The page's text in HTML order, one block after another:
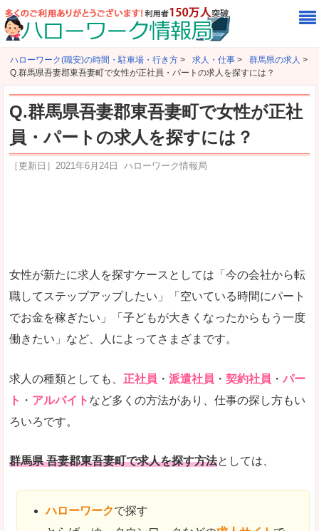
ハローワーク(職安)の時間・駐車場・行き方 > 求人・仕事 > 群馬県の求人 >
Q.群馬県吾妻郡東吾妻町で女性が正社員・パートの求人を探すには？
Q.群馬県吾妻郡東吾妻町で女性が正社
員・パートの求人を探すには？
［更新日］ 2021年6月24日 ハローワーク情報局
女性が新たに求人を探すケースとしては「今の会社から転
職してステップアップしたい」「空いている時間にパート
でお金を稼ぎたい」「子どもが大きくなったからもう一度
働きたい」など、人によってさまざまです。
求人の種類としても、 正社員 ・ 派遣社員 ・ 契約社員 ・ パー
ト ・ アルバイト など多くの方法があり、仕事の探し方もい
ろいろです。
群馬県 吾妻郡東吾妻町で求人を探す方法としては、
ハローワークで探す